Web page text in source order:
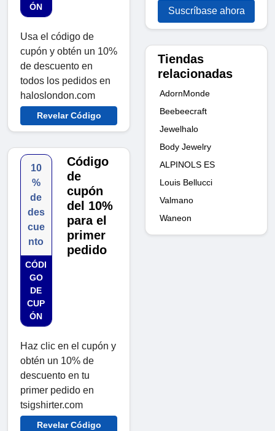
ÓN
Usa el código de
cupón y obtén un 10%
de descuento en
todos los pedidos en
haloslondon.com
Revelar Código
10
%
de
des
cue
nto
CÓDI
GO
DE
CUP
ÓN
Código
de
cupón
del 10%
para el
primer
pedido
Haz clic en el cupón y
obtén un 10% de
descuento en tu
primer pedido en
tsigshirter.com
Revelar Código
Suscríbase ahora
Tiendas
relacionadas
AdornMonde
Beebeecraft
Jewelhalo
Body Jewelry
ALPINOLS ES
Louis Bellucci
Valmano
Waneon